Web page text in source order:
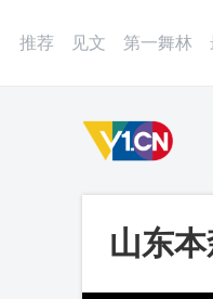
推荐 见文 第一舞林
山东
视频